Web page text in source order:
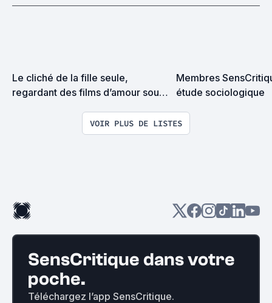
Le cliché de la fille seule,
regardant des films d’amour sous
Membres
étude sociologique
VOIR PLUS DE LISTES
SensCritique dans votre
poche.
Téléchargez l’app SensCritique.